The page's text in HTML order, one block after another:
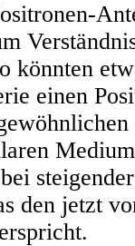
könnten
einen
den jetzt